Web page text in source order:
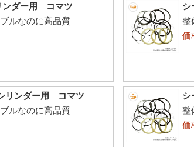
ダー用 コマツ
ルなのに高品質
整
価
リンダー用 コマツ
ルなのに高品質
整
価